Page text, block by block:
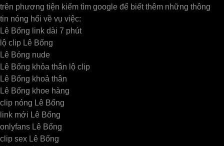
trên phương tiện kiếm tìm google để biết thêm những thông
tin nóng hổi về vụ việc:
Lê Bống link dài 7 phút
lộ clip Lê Bống
Lê Bóng nude
Lê Bống khỏa thân lộ clip
Lê Bống khoả thân
Lê Bống khoe hàng
clip nóng Lê Bống
link mới Lê Bống
onlyfans Lê Bống
clip sex Lê Bống